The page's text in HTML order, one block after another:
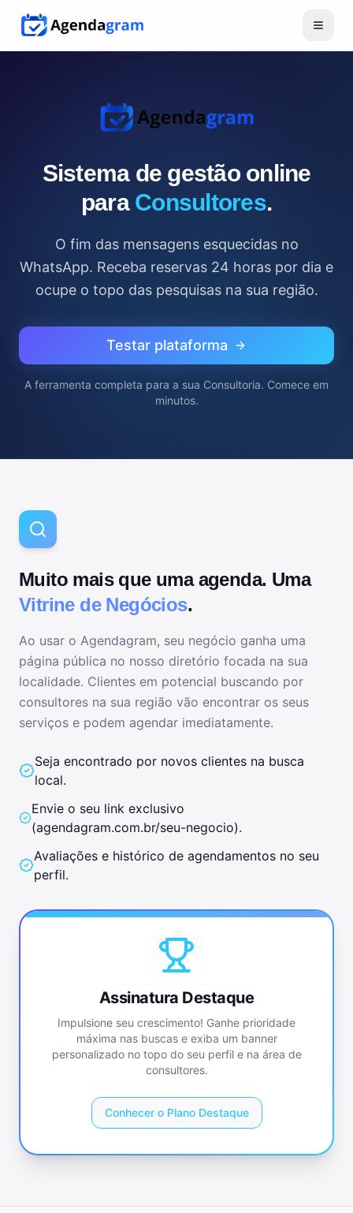
Sistema de gestão online
para Consultores.
O fim das mensagens esquecidas no
WhatsApp. Receba reservas 24 horas por dia e
ocupe o topo das pesquisas na sua região.
Testar plataforma
A ferramenta completa para a sua Consultoria. Comece em
minutos.
Muito mais que uma agenda. Uma
Vitrine de Negócios.
Ao usar o Agendagram, seu negócio ganha uma
página pública no nosso diretório focada na sua
localidade. Clientes em potencial buscando por
consultores na sua região vão encontrar os seus
serviços e podem agendar imediatamente.
Seja encontrado por novos clientes na busca
local.
Envie o seu link exclusivo
(agendagram.com.br/seu-negocio).
Avaliações e histórico de agendamentos no seu
perfil.
Assinatura Destaque
Impulsione seu crescimento! Ganhe prioridade
máxima nas buscas e exiba um banner
personalizado no topo do seu perfil e na área de
consultores.
Conhecer o Plano Destaque